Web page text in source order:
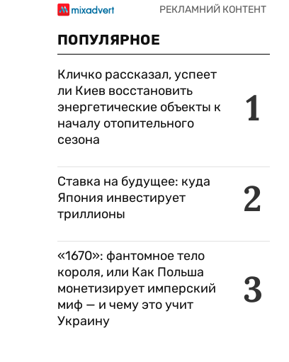
ПОПУЛЯРНОЕ
1
Кличко рассказал, успеет
ли Киев восстановить
энергетические объекты к
началу отопительного
сезона
2
Ставка на будущее: куда
Япония инвестирует
триллионы
3
«1670»: фантомное тело
короля, или Как Польша
монетизирует имперский
миф — и чему это учит
Украину